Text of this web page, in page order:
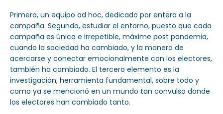
Primero, un equipo ad hoc, dedicado por entero a la
campaña. Segundo, estudiar el entorno, puesto que cada
campaña es única e irrepetible, máxime post pandemia,
cuando la sociedad ha cambiado, y la manera de
acercarse y conectar emocionalmente con los electores,
también ha cambiado. El tercero elemento es la
investigación, herramienta fundamental, sobre todo y
como ya se mencionó en un mundo tan convulso donde
los electores han cambiado tanto.